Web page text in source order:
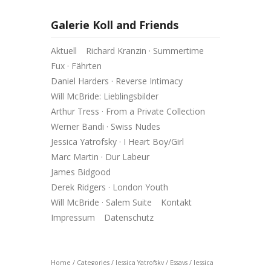
Galerie Koll and Friends
Aktuell
Richard Kranzin · Summertime
Fux · Fährten
Daniel Harders · Reverse Intimacy
Will McBride: Lieblingsbilder
Arthur Tress · From a Private Collection
Werner Bandi · Swiss Nudes
Jessica Yatrofsky · I Heart Boy/Girl
Marc Martin · Dur Labeur
James Bidgood
Derek Ridgers · London Youth
Will McBride · Salem Suite
Kontakt
Impressum
Datenschutz
Home / Categories / Jessica Yatrofsky / Essays / Jessica